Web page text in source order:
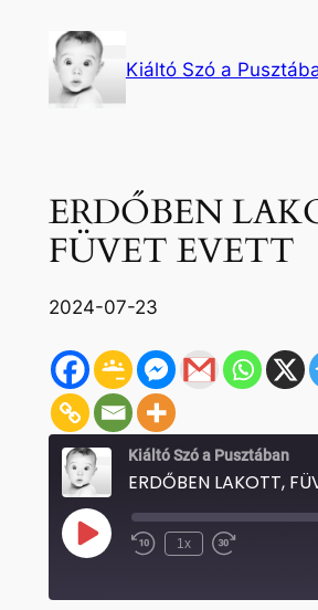
tartalomhoz
Kiáltó Szó a
ERDŐBEN
FÜVET EVETT
2024-07-23
Kiáltó Szó a Pusztában
ERDŐBEN LAKOTT,
Play
Episode Rewind
1x
Fast
seconds